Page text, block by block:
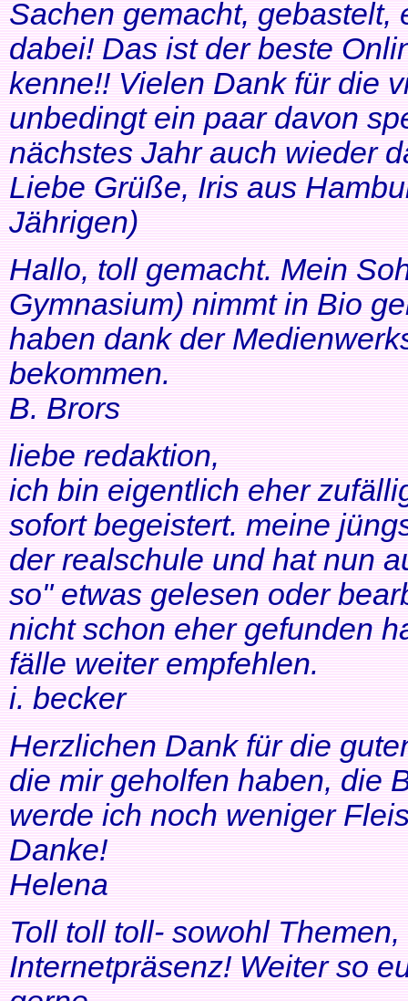
Sachen gemacht, gebastelt,
dabei! Das ist der beste
kenne!! Vielen Dank für die
unbedingt ein paar davon
nächstes Jahr auch wieder
Liebe Grüße, Iris aus
Jährigen)
Hallo, toll gemacht. Mein
Gymnasium) nimmt in Bio
haben dank der
bekommen.
B. Brors
liebe redaktion,
ich bin eigentlich eher
sofort begeistert. meine
der realschule und hat nun
so" etwas gelesen oder
nicht schon eher gefunden
fälle weiter empfehlen.
i. becker
Herzlichen Dank für die
die mir geholfen haben, die
werde ich noch weniger
Danke!
Helena
Toll toll toll- sowohl
Internetpräsenz! Weiter so